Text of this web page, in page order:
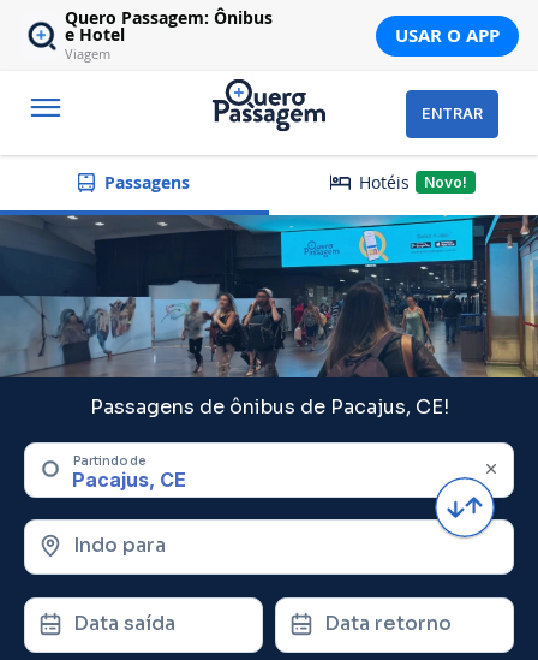
Quero Passagem: Ônibus
e Hotel
Viagem
USAR O APP
ENTRAR
Passagens Hotéis Novo!
Passagens de ônibus de Pacajus, CE!
Partindo de
Indo para
Data saída Data retorno